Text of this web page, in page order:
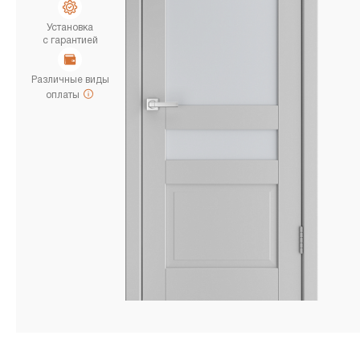
Установка
с гарантией
Различные виды
оплаты